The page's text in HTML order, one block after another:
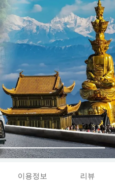
이용정보 리뷰